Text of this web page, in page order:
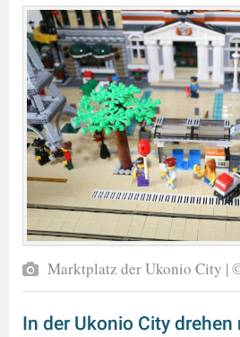
Marktplatz der Ukonio City |
In der Ukonio City drehen